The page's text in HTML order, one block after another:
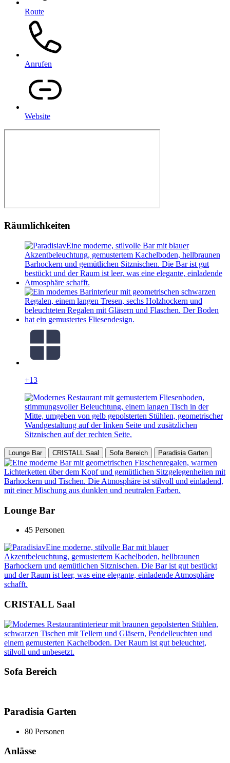
Route
Anrufen
Website
Räumlichkeiten
+13
Lounge Bar CRISTALL Saal Sofa Bereich Paradisia Garten
Lounge Bar
45 Personen
CRISTALL Saal
Sofa Bereich
Paradisia Garten
80 Personen
Anlässe